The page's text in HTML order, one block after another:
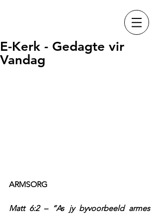
E-Kerk - Gedagte vir
Vandag
ARMSORG
Matt 6:2 – “As jy byvoorbeeld armes